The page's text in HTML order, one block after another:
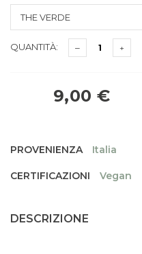
QUANTITÀ:
9,00 €
PROVENIENZA Italia
CERTIFICAZIONI Vegan
DESCRIZIONE